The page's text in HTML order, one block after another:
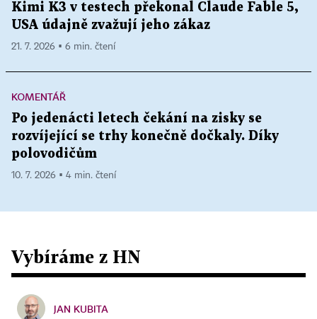
Kimi K3 v testech překonal Claude Fable 5,
USA údajně zvažují jeho zákaz
21. 7. 2026 ▪ 6 min. čtení
KOMENTÁŘ
Po jedenácti letech čekání na zisky se
rozvíjející se trhy konečně dočkaly. Díky
polovodičům
10. 7. 2026 ▪ 4 min. čtení
Vybíráme z HN
JAN KUBITA